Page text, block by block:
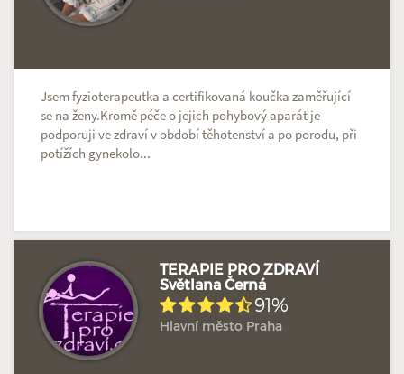
Jsem fyzioterapeutka a certifikovaná koučka zaměřující
se na ženy.Kromě péče o jejich pohybový aparát je
podporuji ve zdraví v období těhotenství a po porodu, při
potížích gynekolo...
TERAPIE PRO ZDRAVÍ
Světlana Černá
91%
Hlavní město Praha
Doposud žádné hodnocení Profil terapeuta